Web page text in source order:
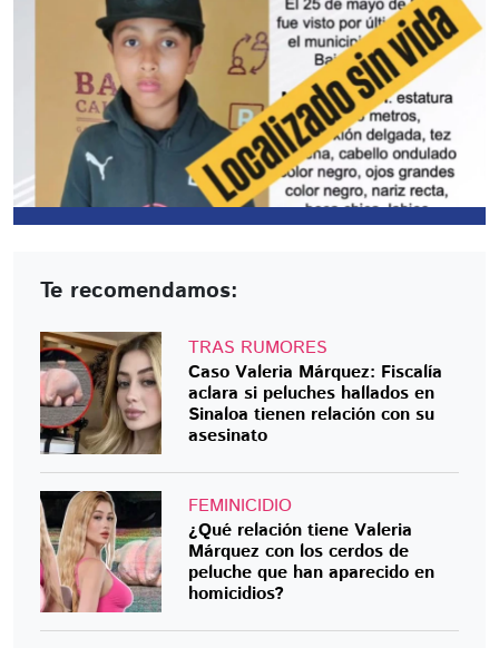
Te recomendamos:
TRAS RUMORES
Caso Valeria Márquez: Fiscalía
aclara si peluches hallados en
Sinaloa tienen relación con su
asesinato
FEMINICIDIO
¿Qué relación tiene Valeria
Márquez con los cerdos de
peluche que han aparecido en
homicidios?